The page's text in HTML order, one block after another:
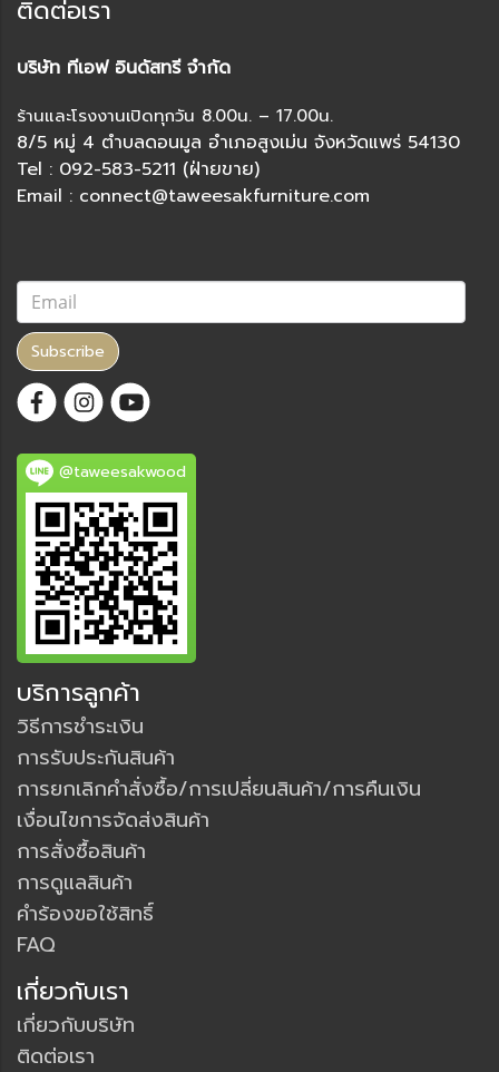
ติดต่อเรา
บริษัท ทีเอฟ อินดัสทรี จำกัด
ร้านและโรงงานเปิดทุกวัน 8.00น. – 17.00น.
8/5 หมู่ 4 ตำบลดอนมูล อำเภอสูงเม่น จังหวัดแพร่ 54130
Tel : 092-583-5211 (ฝ่ายขาย)
Email : connect@taweesakfurniture.com
Subscribe
@taweesakwood
บริการลูกค้า
วิธีการชำระเงิน
การรับประกันสินค้า
การยกเลิกคำสั่งซื้อ/การเปลี่ยนสินค้า/การคืนเงิน
เงื่อนไขการจัดส่งสินค้า
การสั่งซื้อสินค้า
การดูแลสินค้า
คำร้องขอใช้สิทธิ์
FAQ
เกี่ยวกับเรา
เกี่ยวกับบริษัท
ติดต่อเรา